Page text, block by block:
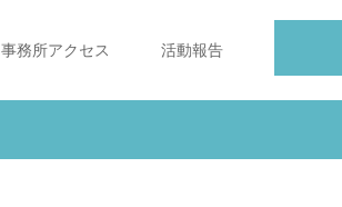
事務所アクセス 活動報告